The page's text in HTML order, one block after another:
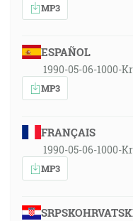
MP3
ESPAÑOL
1990-05-06-1000-
MP3
FRANÇAIS
1990-05-06-1000-
MP3